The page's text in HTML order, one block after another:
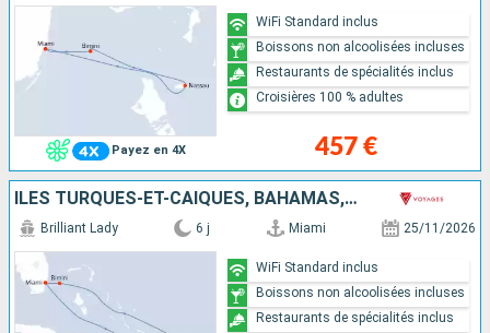
Payez en 4X 457 €
WiFi Standard inclus
Boissons non alcoolisées incluses
Restaurants de spécialités inclus
Croisières 100 % adultes
ÎLES TURQUES-ET-CAÏQUES, BAHAMAS, ÉTATS-UNIS
Brilliant Lady 6 j Miami 25/11/2026
WiFi Standard inclus
Boissons non alcoolisées incluses
Restaurants de spécialités inclus